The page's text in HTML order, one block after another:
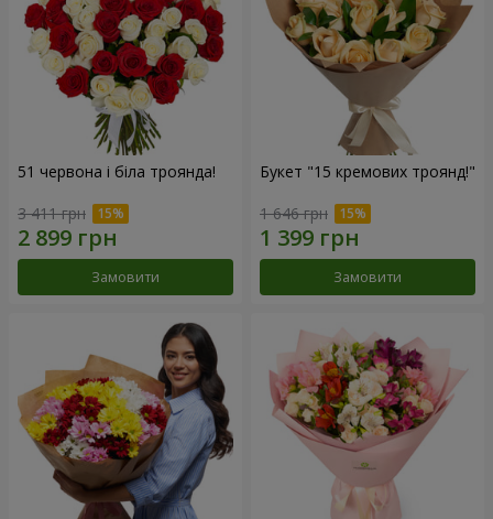
51 червона і біла троянда!
3 411 грн
Замовити
Букет "15 кремових троянд!"
1 646 грн
Замовити